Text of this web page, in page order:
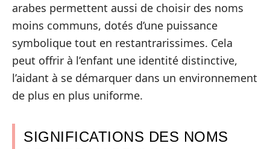
arabes permettent aussi de choisir des noms
moins communs, dotés d’une puissance
symbolique tout en restantrarissimes. Cela
peut offrir à l’enfant une identité distinctive,
l’aidant à se démarquer dans un environnement
de plus en plus uniforme.
SIGNIFICATIONS DES NOMS